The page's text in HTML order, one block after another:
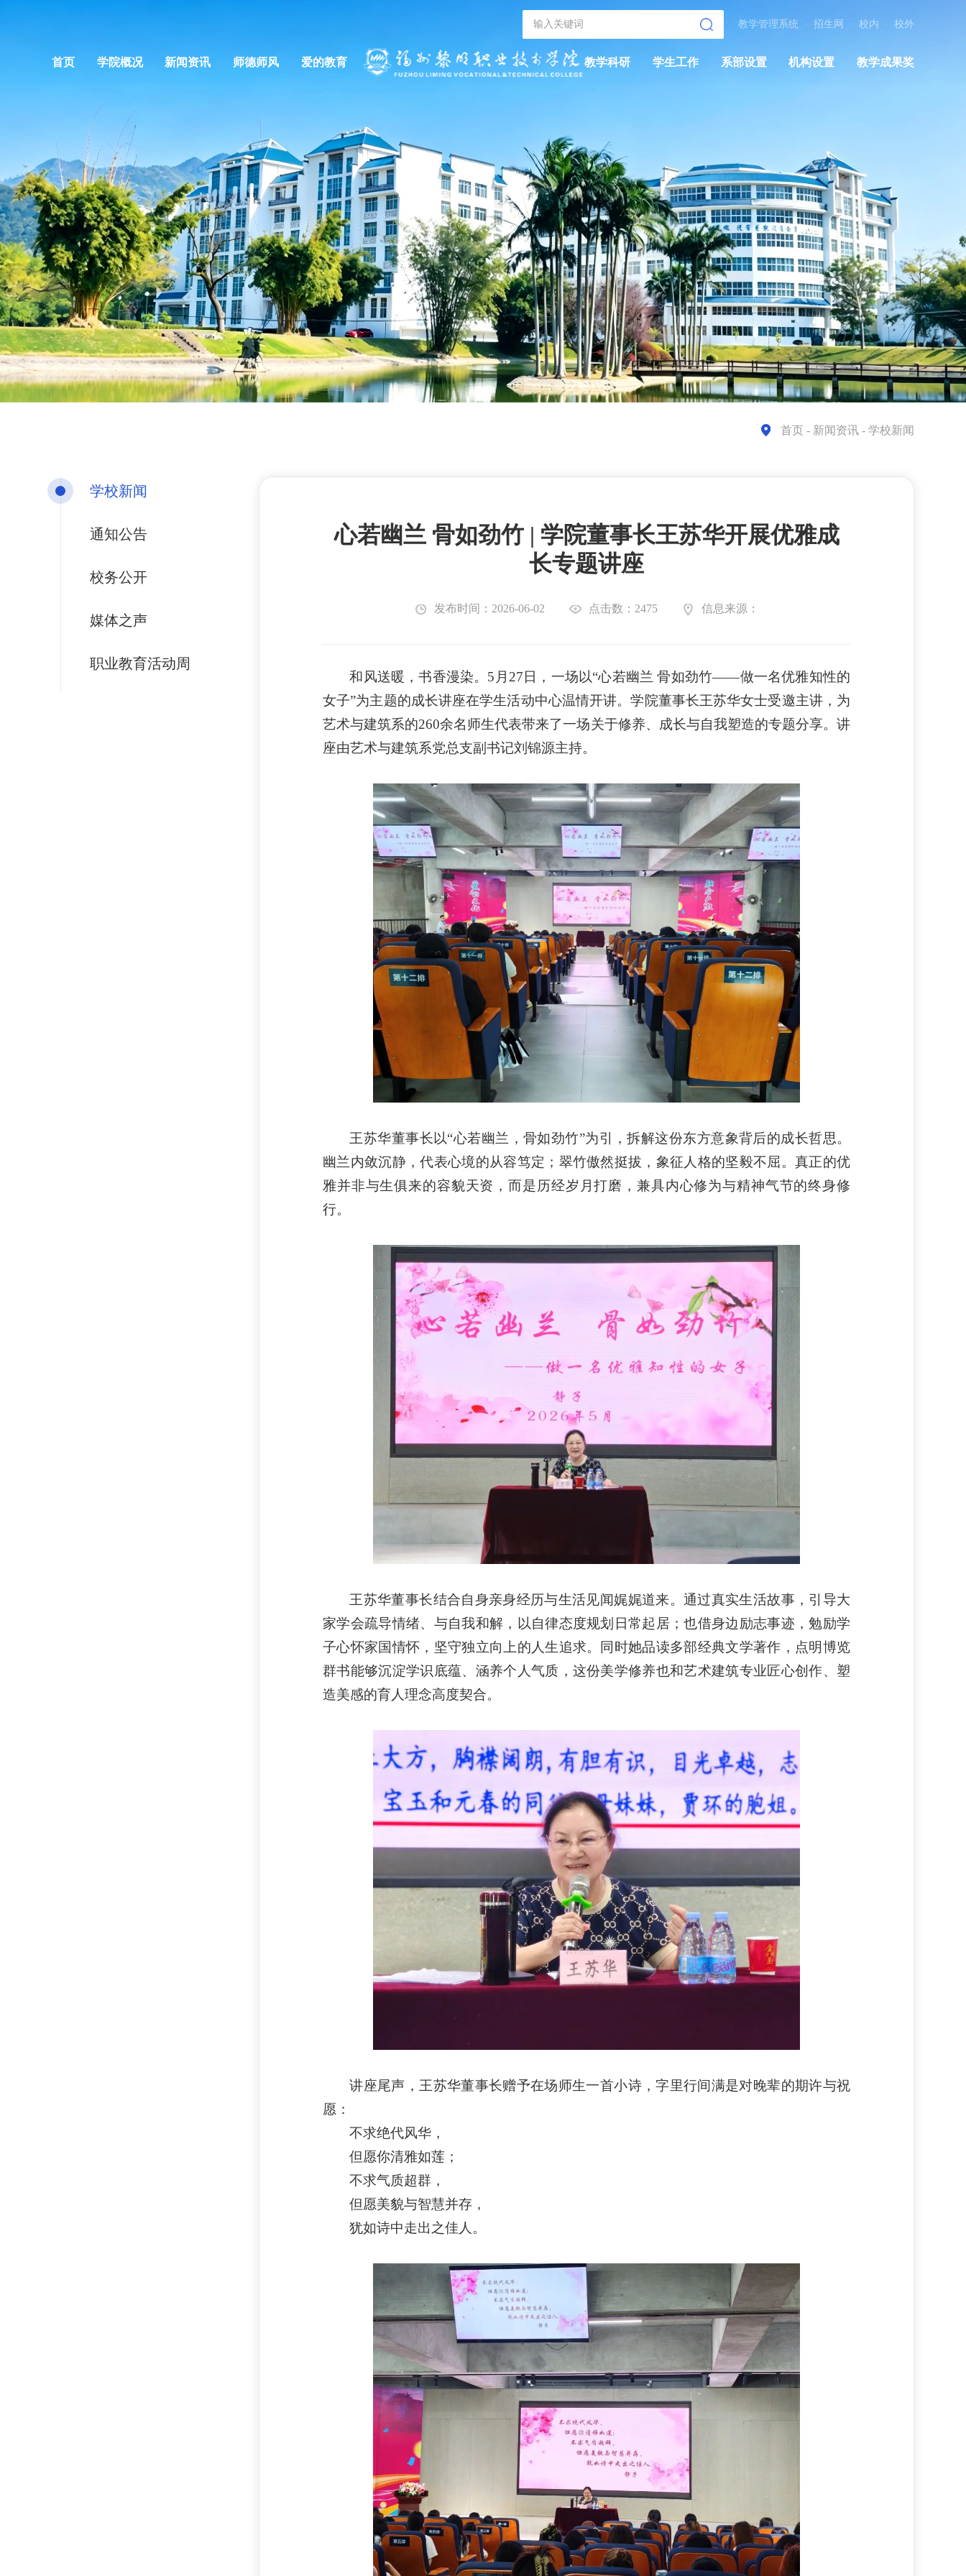
教学管理系统 · 招生网 · 校内 · 校外
首页 学院概况 新闻资讯 师德师风 爱的教育 教学科研 学生工作 系部设置 机构设置 教学成果奖
首页 - 新闻资讯 - 学校新闻
学校新闻
通知公告
校务公开
媒体之声
职业教育活动周
心若幽兰 骨如劲竹 | 学院董事长王苏华开展优雅成
长专题讲座
发布时间：2026-06-02 点击数：2475 信息来源：
和风送暖，书香漫染。 5月27日，一场以“心若幽兰 骨如劲竹——做一名优雅知性的
女子”为主题的成长讲座在学生活动中心温情开讲。学院董事长王苏华女士受邀主讲，为
艺术与建筑系的260余名师生代表带来了一场关于修养、成长与自我塑造的专题分享。讲
座由艺术与建筑系党总支副书记刘锦源主持。
王苏华董事长以“心若幽兰，骨如劲竹”为引，拆解这份东方意象背后的成长哲思。
幽兰内敛沉静，代表心境的从容笃定；翠竹傲然挺拔，象征人格的坚毅不屈。真正的优
雅并非与生俱来的容貌天资，而是历经岁月打磨，兼具内心修为与精神气节的终身修
行。
王苏华董事长结合自身亲身经历与生活见闻娓娓道来。通过真实生活故事，引导大
家学会疏导情绪、与自我和解，以自律态度规划日常起居；也借身边励志事迹，勉励学
子心怀家国情怀，坚守独立向上的人生追求。同时她品读多部经典文学著作，点明博览
群书能够沉淀学识底蕴、涵养个人气质，这份美学修养也和艺术建筑专业匠心创作、塑
造美感的育人理念高度契合。
讲座尾声，王苏华董事长赠予在场师生一首小诗，字里行间满是对晚辈的期许与祝
愿：
不求绝代风华，
但愿你清雅如莲；
不求气质超群，
但愿美貌与智慧并存，
犹如诗中走出之佳人。